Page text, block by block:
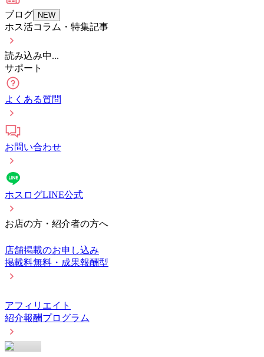
ブログ NEW
ホス活コラム・特集記事
読み込み中...
サポート
よくある質問
お問い合わせ
ホスログLINE公式
お店の方・紹介者の方へ
店舗掲載のお申し込み
掲載料無料・成果報酬型
アフィリエイト
紹介報酬プログラム